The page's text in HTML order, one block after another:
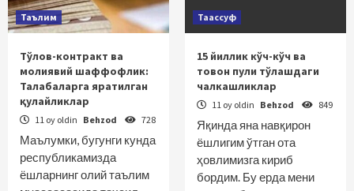
Таълим
Тўлов-контракт ва
молиявий шаффофлик:
Талабаларга яратилган
қулайликлар
11 oy oldin Behzod 728
Маълумки, бугунги кунда
республикамизда
ёшларнинг олий таълим
Таассуф
15 йиллик кўч-кўч ва
товон пули тўлашдаги
чалкашликлар
11 oy oldin Behzod 849
Яқинда яна навқирон
ёшлигим ўтган ота
ҳовлимизга кириб
бордим. Бу ерда мени